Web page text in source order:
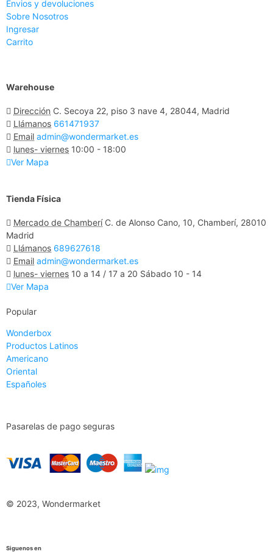
Envios y devoluciones
Sobre Nosotros
Ingresar
Carrito
Warehouse
Dirección C. Secoya 22, piso 3 nave 4, 28044, Madrid
Llámanos 661471937
Email admin@wondermarket.es
lunes- viernes 10:00 - 18:00
Ver Mapa
Tienda Física
Mercado de Chamberí C. de Alonso Cano, 10, Chamberí, 28010
Madrid
Llámanos 689627618
Email admin@wondermarket.es
lunes- viernes 10 a 14 / 17 a 20 Sábado 10 - 14
Ver Mapa
Popular
Wonderbox
Productos Latinos
Americano
Oriental
Españoles
Pasarelas de pago seguras
© 2023, Wondermarket
Siguenos en